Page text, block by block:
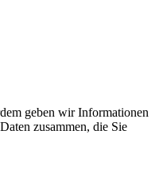
geben wir Informationen
zusammen, die Sie